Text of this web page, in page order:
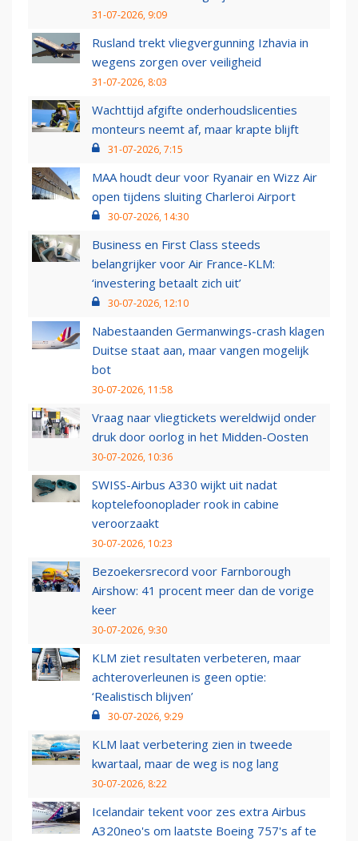
31-07-2026, 9:09
Rusland trekt vliegvergunning Izhavia in
wegens zorgen over veiligheid
31-07-2026, 8:03
Wachttijd afgifte onderhoudslicenties
monteurs neemt af, maar krapte blijft
31-07-2026, 7:15
MAA houdt deur voor Ryanair en Wizz Air
open tijdens sluiting Charleroi Airport
30-07-2026, 14:30
Business en First Class steeds
belangrijker voor Air France-KLM:
‘investering betaalt zich uit’
30-07-2026, 12:10
Nabestaanden Germanwings-crash klagen
Duitse staat aan, maar vangen mogelijk
bot
30-07-2026, 11:58
Vraag naar vliegtickets wereldwijd onder
druk door oorlog in het Midden-Oosten
30-07-2026, 10:36
SWISS-Airbus A330 wijkt uit nadat
koptelefoonoplader rook in cabine
veroorzaakt
30-07-2026, 10:23
Bezoekersrecord voor Farnborough
Airshow: 41 procent meer dan de vorige
keer
30-07-2026, 9:30
KLM ziet resultaten verbeteren, maar
achteroverleunen is geen optie:
‘Realistisch blijven’
30-07-2026, 9:29
KLM laat verbetering zien in tweede
kwartaal, maar de weg is nog lang
30-07-2026, 8:22
Icelandair tekent voor zes extra Airbus
A320neo's om laatste Boeing 757's af te